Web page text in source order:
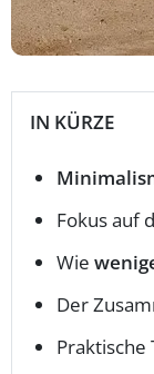
IN KÜRZE
Fokus auf
Wie
Der
Praktische